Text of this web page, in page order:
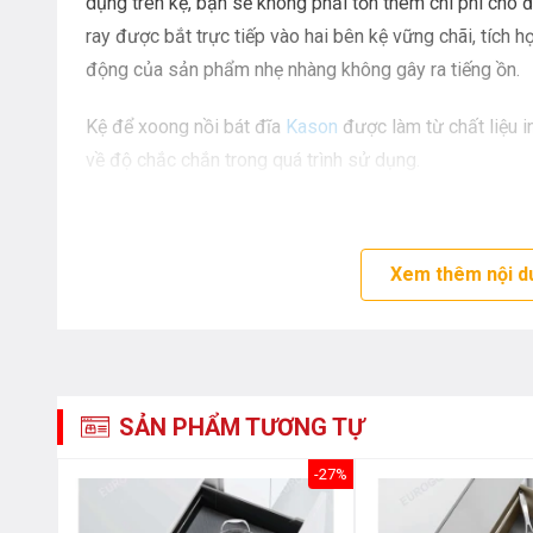
ray được bắt trực tiếp vào hai bên kệ vững chãi, tích
động của sản phẩm nhẹ nhàng không gây ra tiếng ồn.
Kệ để xoong nồi bát đĩa Kason được làm từ chất liệu
về độ chắc chắn trong quá trình sử dụng.
+ Nên vệ sinh định kỳ để giữ được sản phẩm inox
+ Nên lắp đặt giá xoong nồi, bát đĩa ngay cạnh bồn
chóng khi rửa xong vừa giúp nước sẽ nhỏ trực tiếp
dùng khay hứng.
Xem thêm nội
SẢN PHẨM TƯƠNG TỰ
-27%